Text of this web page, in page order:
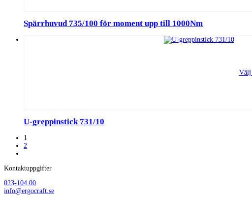
Spärrhuvud 735/100 för moment upp till 1000Nm
Välj
U-greppinstick 731/10
1
2
Kontaktuppgifter
023-104 00
info@ergocraft.se